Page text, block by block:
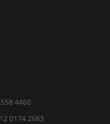
4460
0174 2683